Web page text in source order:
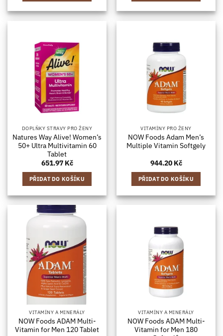
DOPLŇKY STRAVY PRO ŽENY
Natures Way Alive! Women’s
50+ Ultra Multivitamin 60
Tablet
651.97 Kč
PŘIDAT DO KOŠÍKU
VITAMÍNY PRO ŽENY
NOW Foods Adam Men’s
Multiple Vitamin Softgely
944.20 Kč
PŘIDAT DO KOŠÍKU
VITAMÍNY A MINERÁLY
NOW Foods ADAM Multi-
Vitamin for Men 120 Tablet
VITAMÍNY A MINERÁLY
NOW Foods ADAM Multi-
Vitamin for Men 180